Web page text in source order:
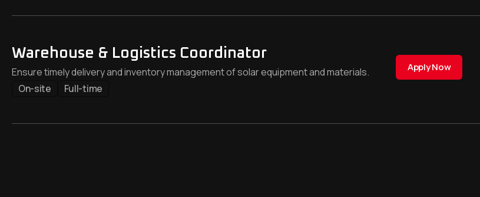
Warehouse & Logistics Coordinator
Ensure timely delivery and inventory management of solar equipment and materials.
On-site
Full-time
Apply Now